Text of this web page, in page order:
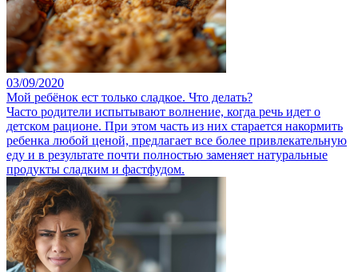
03/09/2020
Мой ребёнок ест только сладкое. Что делать?
Часто родители испытывают волнение, когда речь идет о
детском рационе. При этом часть из них старается накормить
ребенка любой ценой, предлагает все более привлекательную
еду и в результате почти полностью заменяет натуральные
продукты сладким и фастфудом.